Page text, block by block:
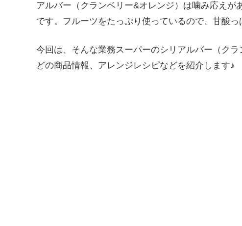
アルバー（クランベリー&オレンジ）は噛み応え
です。フルーツをたっぷり使っているので、甘酸
今回は、そんな業務スーパーのシリアルバー（ク
どの商品情報、アレンジレシピなどを紹介します♪